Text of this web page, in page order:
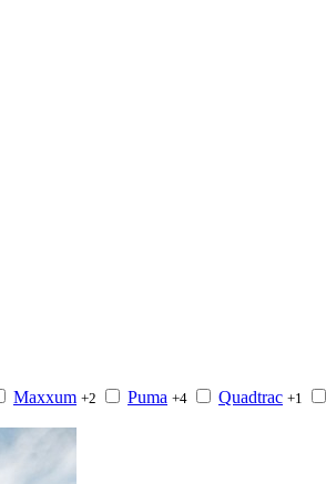
Maxxum +2 Puma +4 Quadtrac +1